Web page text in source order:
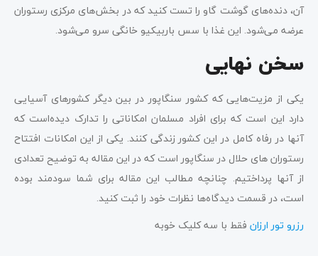
آن، دنده‌های گوشت گاو را تست کنید که در بخش‌های مرکزی رستوران
عرضه می‌شود. این غذا با سس باربیکیو خانگی سرو می‌شود.
سخن نهایی
یکی از مزیت‌هایی که کشور سنگاپور در بین دیگر کشورهای آسیایی
دارد این است که برای افراد مسلمان امکاناتی را تدارک دیده‌است که
آنها در رفاه کامل در این کشور زندگی کنند. یکی از این امکانات افتتاح
رستوران های حلال در سنگاپور است که در این مقاله به توضیح تعدادی
از آنها پرداختیم. چنانچه مطالب این مقاله برای شما سودمند بوده‌
است، در قسمت دیدگاه‌ها نظرات خود را ثبت کنید.
رزرو تور ارزان فقط با سه کلیک خوبه